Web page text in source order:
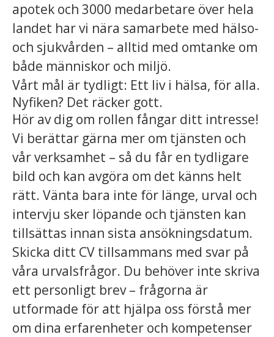
apotek och 3000 medarbetare över hela
landet har vi nära samarbete med hälso-
och sjukvården – alltid med omtanke om
både människor och miljö.
Vårt mål är tydligt: Ett liv i hälsa, för alla.
Nyfiken? Det räcker gott.
Hör av dig om rollen fångar ditt intresse!
Vi berättar gärna mer om tjänsten och
vår verksamhet – så du får en tydligare
bild och kan avgöra om det känns helt
rätt. Vänta bara inte för länge, urval och
intervju sker löpande och tjänsten kan
tillsättas innan sista ansökningsdatum.
Skicka ditt CV tillsammans med svar på
våra urvalsfrågor. Du behöver inte skriva
ett personligt brev – frågorna är
utformade för att hjälpa oss förstå mer
om dina erfarenheter och kompetenser